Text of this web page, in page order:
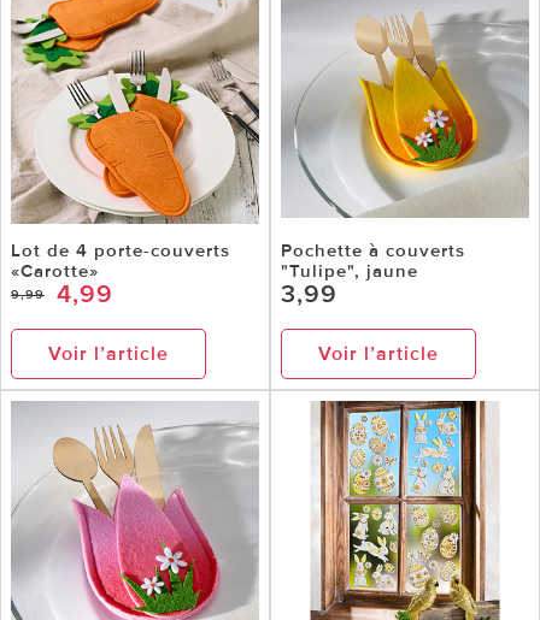
Lot de 4 porte-couverts
«Carotte»
9,99 4,99
Voir l’article
Pochette à couverts
"Tulipe", jaune
3,99
Voir l’article